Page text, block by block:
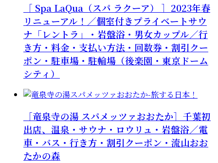
［ Spa LaQua（スパ ラクーア） ］2023年春
リニューアル！／個室付きプライベートサウ
ナ「レントラ」・岩盤浴・男女カップル／行
き方・料金・支払い方法・回数券・割引クー
ポン・駐車場・駐輪場（後楽園・東京ドーム
シティ）
［竜泉寺の湯 スパメッツァおおたか］千葉初
出店、温泉・サウナ・ロウリュ・岩盤浴／電
車・バス・行き方・割引クーポン・流山おお
たかの森